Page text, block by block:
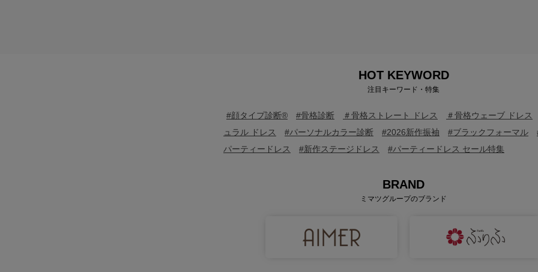
HOT KEYWORD
注目キーワード・特集
#顔タイプ診断® #骨格診断 ＃骨格ストレート ドレス
＃骨格ウェーブ ドレス
ュラル ドレス
#パーソナルカラー診断 #2026新作振袖 #ブラックフォーマル
パーティードレス
#新作ステージドレス #パーティードレス セール特集
BRAND
ミマツグループのブランド